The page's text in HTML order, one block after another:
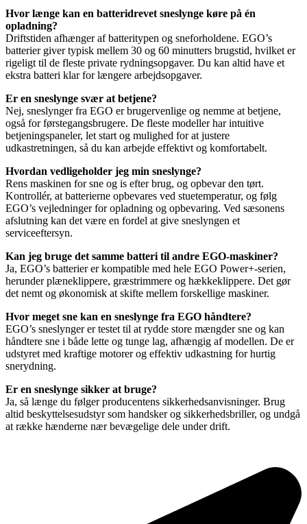
Hvor længe kan en batteridrevet sneslynge køre på én
opladning?
Driftstiden afhænger af batteritypen og sneforholdene. EGO’s
batterier giver typisk mellem 30 og 60 minutters brugstid, hvilket er
rigeligt til de fleste private rydningsopgaver. Du kan altid have et
ekstra batteri klar for længere arbejdsopgaver.
Er en sneslynge svær at betjene?
Nej, sneslynger fra EGO er brugervenlige og nemme at betjene,
også for førstegangsbrugere. De fleste modeller har intuitive
betjeningspaneler, let start og mulighed for at justere
udkastretningen, så du kan arbejde effektivt og komfortabelt.
Hvordan vedligeholder jeg min sneslynge?
Rens maskinen for sne og is efter brug, og opbevar den tørt.
Kontrollér, at batterierne opbevares ved stuetemperatur, og følg
EGO’s vejledninger for opladning og opbevaring. Ved sæsonens
afslutning kan det være en fordel at give sneslyngen et
serviceeftersyn.
Kan jeg bruge det samme batteri til andre EGO-maskiner?
Ja, EGO’s batterier er kompatible med hele EGO Power+-serien,
herunder plæneklippere, græstrimmere og hækkeklippere. Det gør
det nemt og økonomisk at skifte mellem forskellige maskiner.
Hvor meget sne kan en sneslynge fra EGO håndtere?
EGO’s sneslynger er testet til at rydde store mængder sne og kan
håndtere sne i både lette og tunge lag, afhængig af modellen. De er
udstyret med kraftige motorer og effektiv udkastning for hurtig
snerydning.
Er en sneslynge sikker at bruge?
Ja, så længe du følger producentens sikkerhedsanvisninger. Brug
altid beskyttelsesudstyr som handsker og sikkerhedsbriller, og undgå
at række hænderne nær bevægelige dele under drift.